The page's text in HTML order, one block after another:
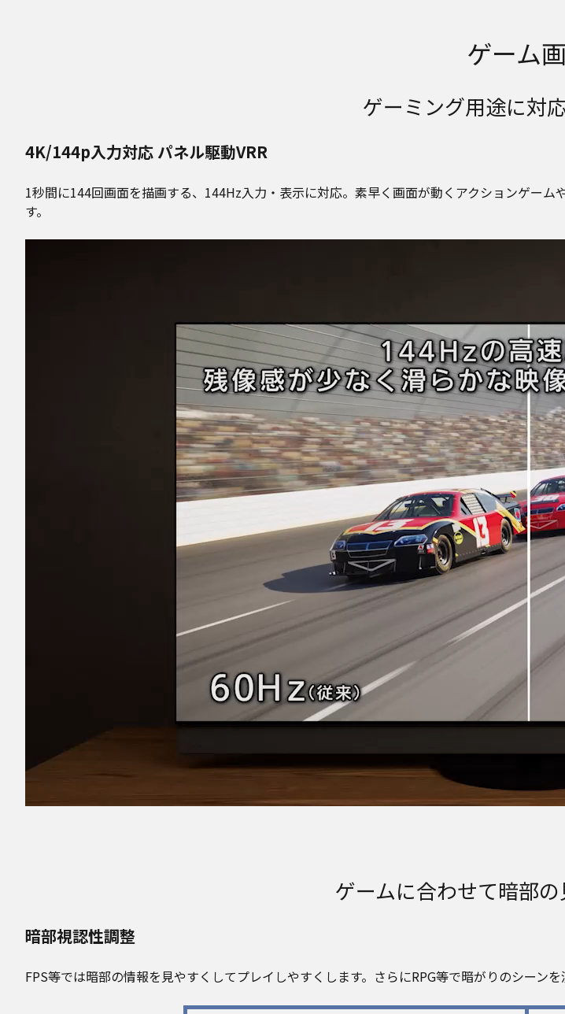
ゲーム
ゲーミング用途に対
4K/144p入力対応 パネル駆動VRR
1秒間に144回画面を描画する、144Hz入力・表示に対応。素早く画面が動くアクションゲー
す。
ゲームに合わせて暗部
暗部視認性調整
FPS等では暗部の情報を見やすくしてプレイしやすくします。さらにRPG等で暗がりのシーン